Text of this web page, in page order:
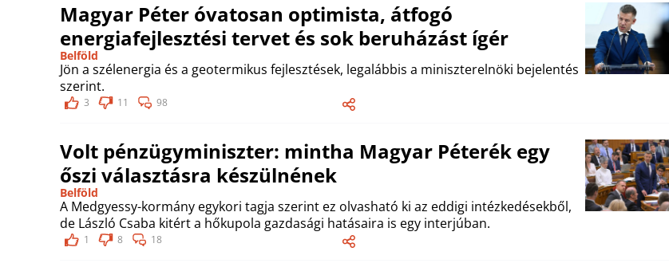
Magyar Péter óvatosan optimista, átfogó
energiafejlesztési tervet és sok beruházást ígér
Belföld
Jön a szélenergia és a geotermikus fejlesztések, legalábbis a miniszterelnöki bejelentés
szerint.
3 11 98
Volt pénzügyminiszter: mintha Magyar Péterék egy
őszi választásra készülnének
Belföld
A Medgyessy-kormány egykori tagja szerint ez olvasható ki az eddigi intézkedésekből,
de László Csaba kitért a hőkupola gazdasági hatásaira is egy interjúban.
1 8 18